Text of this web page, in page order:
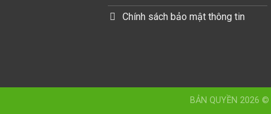
Chính sách bảo mật thông tin
BẢN QUYỀN 2026 ©